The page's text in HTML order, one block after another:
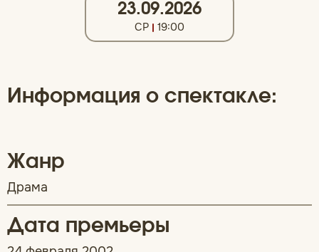
23.09.2026
СР 19:00
Информация о спектакле:
Жанр
Драма
Дата премьеры